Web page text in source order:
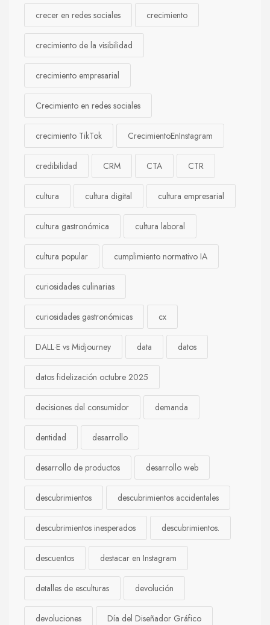
crecer en redes sociales crecimiento
crecimiento de la visibilidad
crecimiento empresarial
Crecimiento en redes sociales
crecimiento TikTok CrecimientoEnInstagram
credibilidad CRM CTA CTR
cultura cultura digital cultura empresarial
cultura gastronómica cultura laboral
cultura popular cumplimiento normativo IA
curiosidades culinarias
curiosidades gastronómicas cx
DALL·E vs Midjourney data datos
datos fidelización octubre 2025
decisiones del consumidor demanda
dentidad desarrollo
desarrollo de productos desarrollo web
descubrimientos descubrimientos accidentales
descubrimientos inesperados descubrimientos.
descuentos destacar en Instagram
detalles de esculturas devolución
devoluciones Día del Diseñador Gráfico